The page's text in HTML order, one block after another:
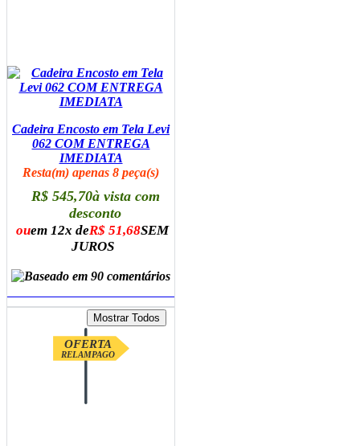
Cadeira Encosto em Tela Levi
062 COM ENTREGA
IMEDIATA
Resta(m) apenas 8 peça(s)
R$ 545,70à vista com
desconto
ouem 12x deR$ 51,68SEM
JUROS
OFERTA
RELAMPAGO